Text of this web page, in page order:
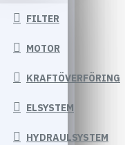
FILTER
MOTOR
KRAFTÖVERFÖRING
ELSYSTEM
HYDRAULSYSTEM